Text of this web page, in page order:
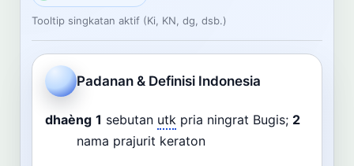
Dashboard Pencarian
Tooltip singkatan aktif (Ki, KN, dg, dsb.)
Padanan & Definisi Indonesia
dhaèng 1 sebutan utk pria ningrat Bugis; 2
nama prajurit keraton